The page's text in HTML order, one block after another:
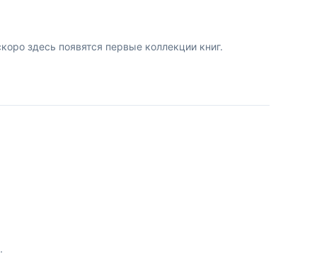
здесь появятся первые коллекции книг.